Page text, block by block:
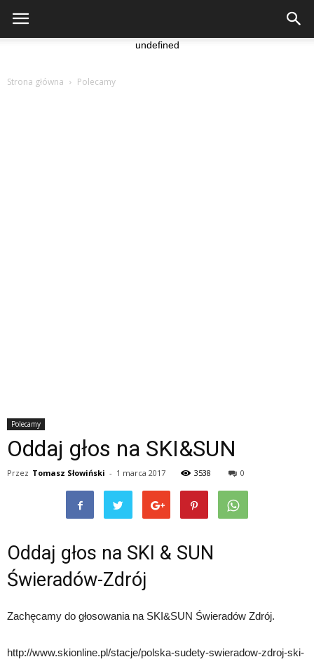
undefined
Strona główna Polecamy
Polecamy
Oddaj głos na SKI&SUN
Przez Tomasz Słowiński - 1 marca 2017 3538 0
Oddaj głos na SKI & SUN
Świeradów-Zdrój
Zachęcamy do głosowania na SKI&SUN Świeradów Zdrój.
http://www.skionline.pl/stacje/polska-sudety-swieradow-zdroj-ski-